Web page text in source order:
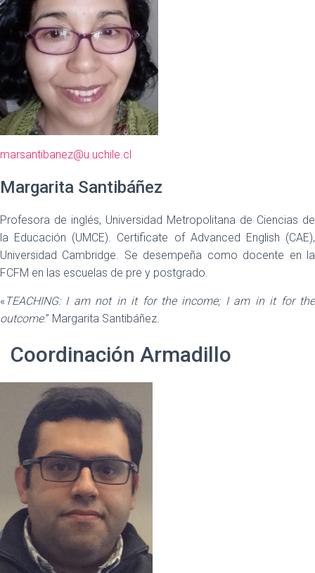
marsantibanez@u.uchile.cl
Margarita Santibáñez
Profesora de inglés, Universidad Metropolitana de Ciencias de
la Educación (UMCE). Certificate of Advanced English (CAE),
Universidad Cambridge. Se desempeña como docente en la
FCFM en las escuelas de pre y postgrado.
«TEACHING: I am not in it for the income; I am in it for the
outcome.” Margarita Santibáñez.
Coordinación Armadillo